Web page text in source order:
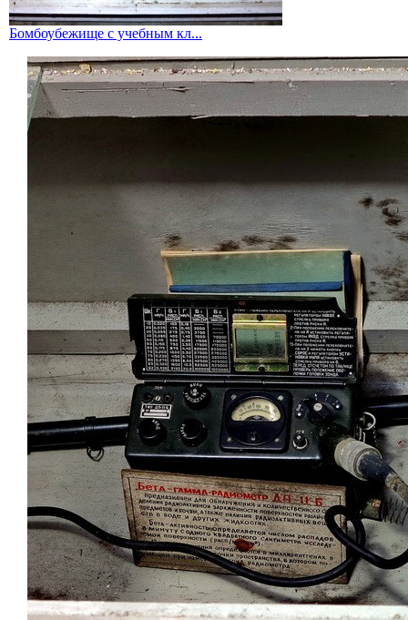
Бомбоубежище с учебным кл...